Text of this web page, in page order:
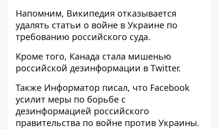
Напомним, Википедия отказывается
удалять статьи о войне в Украине по
требованию российского суда.
Кроме того, Канада стала мишенью
российской дезинформации в Twitter.
Также Информатор писал, что Facebook
усилит меры по борьбе с
дезинформацией российского
правительства по войне против Украины.